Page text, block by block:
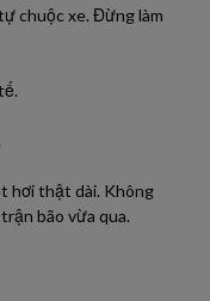
chuộc xe. Đừng làm
hơi thật dài. Không
bão vừa qua.